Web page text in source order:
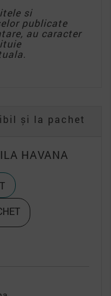
si
publicate
au caracter
și la pachet
HAVANA